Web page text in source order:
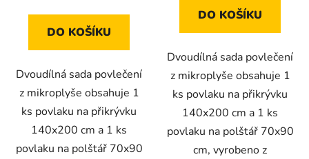
DO KOŠÍKU
Dvoudílná sada povlečení
z mikroplyše obsahuje 1
ks povlaku na přikrývku
140x200 cm a 1 ks
povlaku na polštář 70x90
DO KOŠÍKU
Dvoudílná sada povlečení
z mikroplyše obsahuje 1
ks povlaku na přikrývku
140x200 cm a 1 ks
povlaku na polštář 70x90
cm, vyrobeno z